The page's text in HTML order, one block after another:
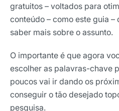
gratuitos – voltados para
conteúdo – como este guia
saber mais sobre o assunto.
O importante é que agora
escolher as palavras-chave
poucos vai ir dando os
conseguir o tão desejado
pesquisa.